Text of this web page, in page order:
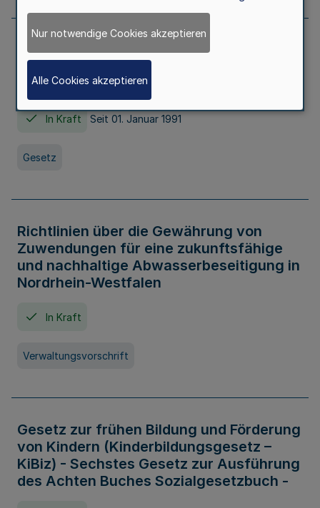
Erstes Gesetz zur Ausführung des
Kinder- und Jugendhilfegesetzes - AG -
KJHG -
In Kraft Seit 01. Januar 1991
Gesetz
Richtlinien über die Gewährung von
Zuwendungen für eine zukunftsfähige
und nachhaltige Abwasserbeseitigung in
Nordrhein-Westfalen
In Kraft
Verwaltungsvorschrift
Gesetz zur frühen Bildung und Förderung
von Kindern (Kinderbildungsgesetz –
KiBiz) - Sechstes Gesetz zur Ausführung
des Achten Buches Sozialgesetzbuch -
Nur notwendige Cookies akzeptieren
Alle Cookies akzeptieren